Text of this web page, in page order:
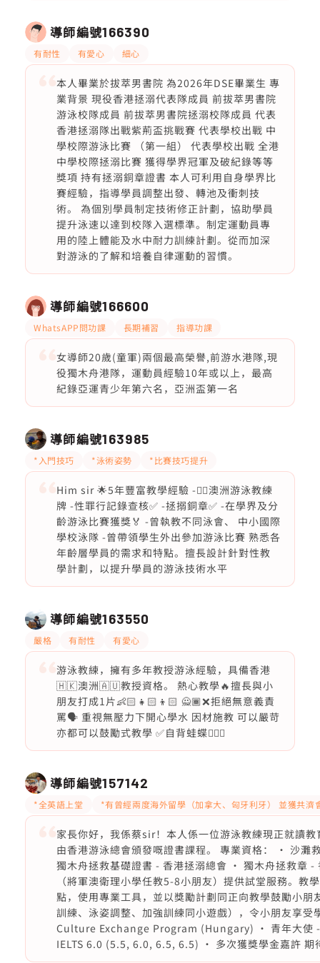
導師編號166390
有耐性 有愛心 細心
本人畢業於拔萃男書院 為2026年DSE畢業生 專
業背景 現役香港拯溺代表隊成員 前拔萃男書院
游泳校隊成員 前拔萃男書院拯溺校隊成員 代表
香港拯溺隊出戰紫荊盃挑戰賽 代表學校出戰 中
學校際游泳比賽 （第一組） 代表學校出戰 全港
中學校際拯溺比賽 獲得學界冠軍及破紀錄等等
獎項 持有拯溺銅章證書 本人可利用自身學界比
賽經驗，指導學員調整出發、轉池及衝刺技
術。 為個別學員制定技術修正計劃，協助學員
提升泳速以達到校隊入選標準。制定運動員專
用的陸上體能及水中耐力訓練計劃。從而加深
對游泳的了解和培養自律運動的習慣。
導師編號166600
WhatsAPP問功課 長期補習 指導功課
女導師20歲(童軍)兩個最高榮譽,前游水港隊,現
役獨木舟港隊，運動員經驗10年或以上，最高
紀錄亞運青少年第六名，亞洲盃第一名
導師編號163985
*入門技巧 *泳術姿勢 *比賽技巧提升
Him sir 🌟5年豐富教學經驗 -🏊‍♂️澳洲游泳教練
牌 -性罪行記錄查核✅ -拯搦銅章✅ -在學界及分
齡游泳比賽獲獎🏅 -曾執教不同泳會、 中小國際
學校泳隊 -曾帶領學生外出參加游泳比賽 熟悉各
年齡層學員的需求和特點。擅長設計針對性教
學計劃，以提升學員的游泳技術水平
導師編號163550
嚴格 有耐性 有愛心
游泳教練，擁有多年教授游泳經驗，具備香港
🇭🇰澳洲🇦🇺教授資格。 熱心教學🔥擅長與小
朋友打成1片👶🏻👧🏻👦🏻 🙅🏾❌拒絕無意義責
罵🗣️ 重視無壓力下開心學水 因材施教 可以嚴苛
亦都可以鼓勵式教學 ✅自背蛙蝶🏊🏻‍♂️
導師編號157142
*全英語上堂 *有曾經兩度海外留學（加拿大、匈牙利牙） 並獲共
家長你好，我係蔡sir！本人係一位游泳教練現正就讀
由香港游泳總會頒發嘅證書課程。 專業資格： • 沙
獨木舟拯救基礎證書 - 香港拯溺總會 · 獨木舟拯救章
（將軍澳衛理小學任教5-8小朋友）提供試堂服務。
點，使用專業工具，並以獎勵計劃同正向教學鼓勵小
訓練、泳姿調整、加強訓練同小遊戲），令小朋友享
Culture Exchange Program (Hungary) • 青年大使 -
IELTS 6.0 (5.5, 6.0, 6.5, 6.5) • 多次獲獎學金嘉許 期